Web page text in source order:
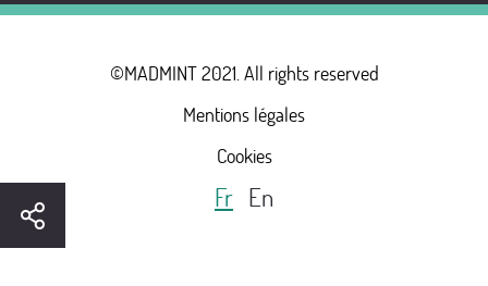
©MADMINT 2021. All rights reserved
Mentions légales
Cookies
Fr En